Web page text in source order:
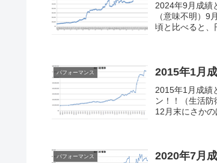
2024年9月成績
（意味不明）
頃と比べると、
パフォーマンス 2015年1月
2015年1月成績
ン！！（生活
12月末にさか
パフォーマンス 2020年7月